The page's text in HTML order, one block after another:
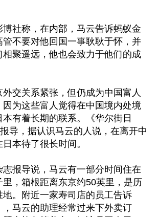
社称，在内部，马云告诉蚂蚁金
管不要对他回国一事耿耿于怀，并
聚遥远，他也会致力于他们的成
交关系紧张，但仍成为中国富人
因为这些富人觉得在中国境内处境
有着长期的联系。《华尔街日
导，据认识马云的人说，在离开中
本待了很长时间。
志报导说，马云有一部分时间住在
，箱根距离东京约50英里，是历
地。附近一家寿司店的员工告诉
，马云的助理经常过来下外卖订